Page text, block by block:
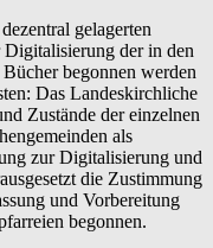
gelagerten
der in den
begonnen werden
Das Landeskirchliche
Zustände der einzelnen
als
zur Digitalisierung und
die Zustimmung
und Vorbereitung
begonnen.